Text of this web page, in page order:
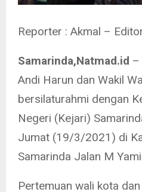
Reporter : Akmal –
Samarinda,Natmad.id –
Andi Harun dan Wakil
bersilaturahmi dengan
Negeri (Kejari)
Jumat (19/3/2021) di
Samarinda Jalan M
Pertemuan wali kota